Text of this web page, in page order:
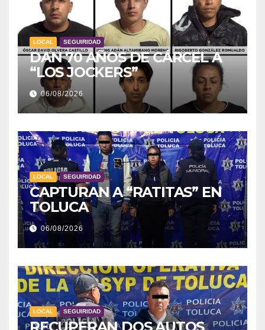
LOCAL SEGUIRIDAD
DAN 70 AÑOS DE CÁRCEL A
“LOS JOCKERS”
06/08/2026
LOCAL SEGUIRIDAD
CAPTURAN A “RATITAS” EN
TOLUCA
06/08/2026
LOCAL SEGUIRIDAD